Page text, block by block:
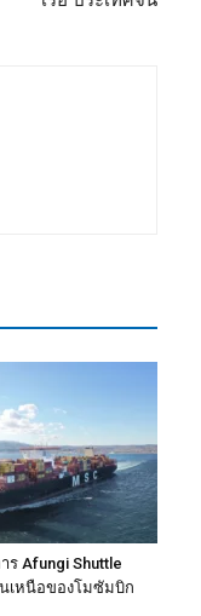
ร Afungi Shuttle
เหนือของโมซัมบิก